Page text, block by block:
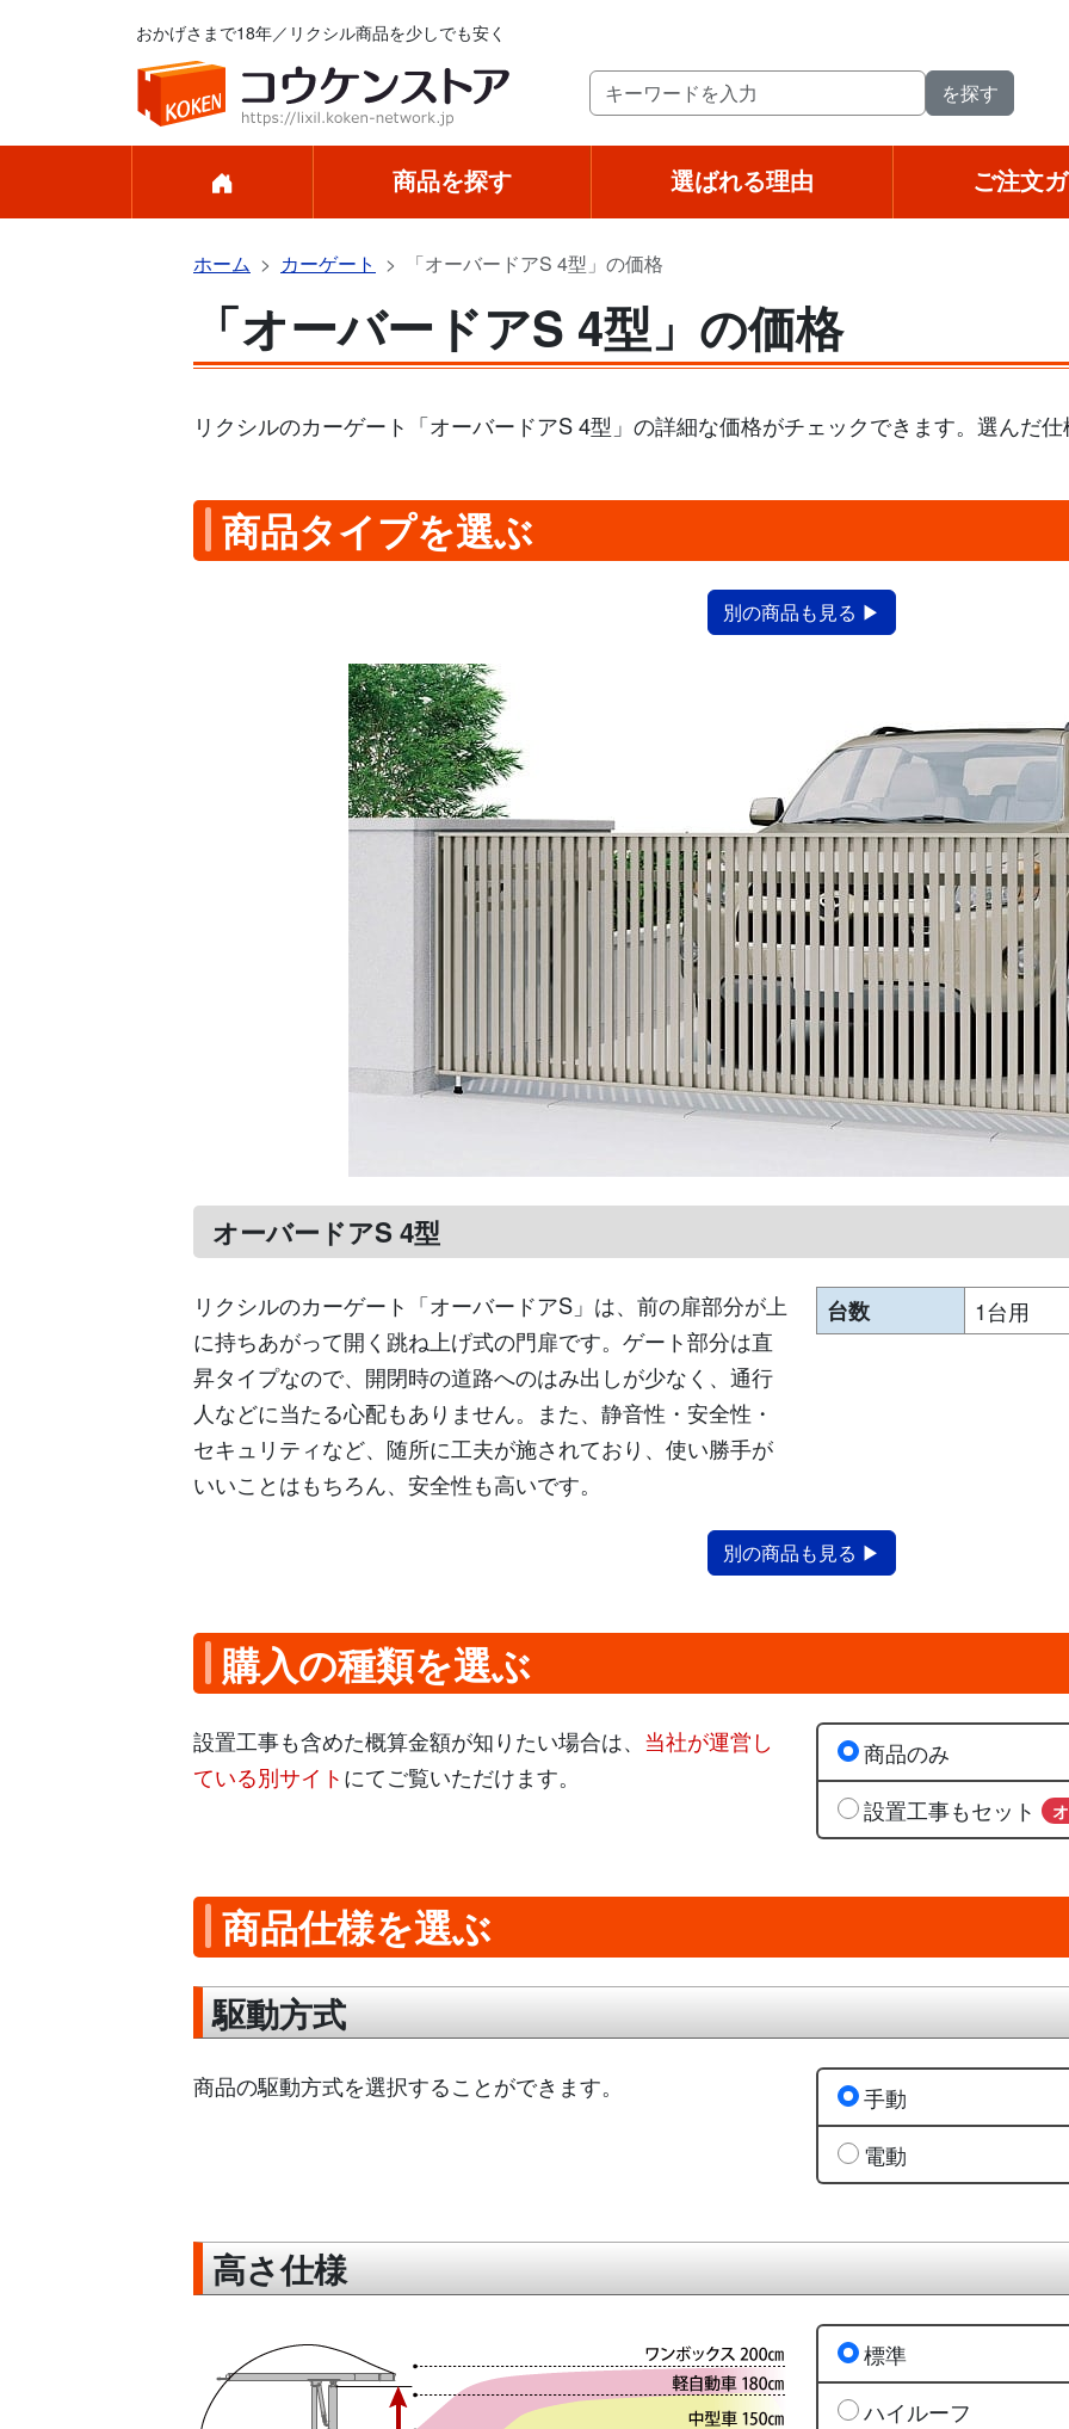
おかげさまで18年／リクシル商品を少しでも安く
商品を探す 選ばれる理由 ご注文
ホーム カーゲート 「オーバードアS 4型」の価格
「オーバードアS 4型」の価格
リクシルのカーゲート「オーバードアS 4型」の詳細な価格がチェックできます。選んだ
商品タイプを選ぶ
別の商品も見る ▶
オーバードアS 4型
リクシルのカーゲート「オーバードアS」は、前の扉部分が上
に持ちあがって開く跳ね上げ式の門扉です。ゲート部分は直
昇タイプなので、開閉時の道路へのはみ出しが少なく、通行
人などに当たる心配もありません。また、静音性・安全性・
セキュリティなど、随所に工夫が施されており、使い勝手が
いいことはもちろん、安全性も高いです。
台数 1台用
別の商品も見る ▶
購入の種類を選ぶ
設置工事も含めた概算金額が知りたい場合は、 当社が運営し
ている別サイトにてご覧いただけます。
商品のみ
設置工事もセット
商品仕様を選ぶ
駆動方式
商品の駆動方式を選択することができます。
手動
電動
高さ仕様
標準
ハイルーフ